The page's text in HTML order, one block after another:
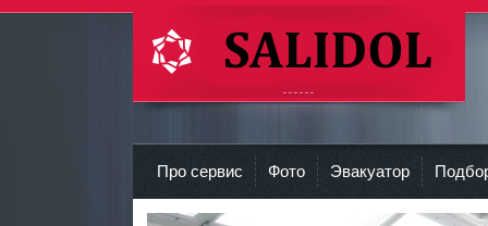
СТО Салидол | salidol в СПб и ЛО
Про сервис Фото Эвакуатор